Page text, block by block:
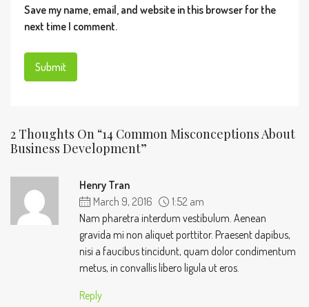
Save my name, email, and website in this browser for the
next time I comment.
2 Thoughts On “14 Common Misconceptions About
Business Development”
Henry Tran
March 9, 2016
1:52 am
Nam pharetra interdum vestibulum. Aenean
gravida mi non aliquet porttitor. Praesent dapibus,
nisi a faucibus tincidunt, quam dolor condimentum
metus, in convallis libero ligula ut eros.
Reply